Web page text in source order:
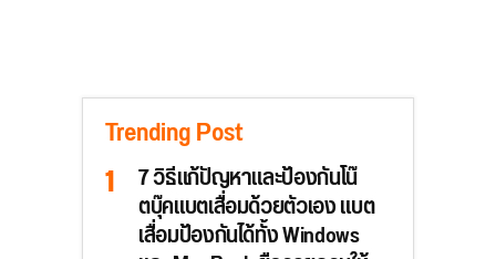
Trending Post
7 วิธีแก้ปัญหาและป้องกันโน๊
ตบุ๊คแบตเสื่อมด้วยตัวเอง แบต
เสื่อมป้องกันได้ทั้ง Windows